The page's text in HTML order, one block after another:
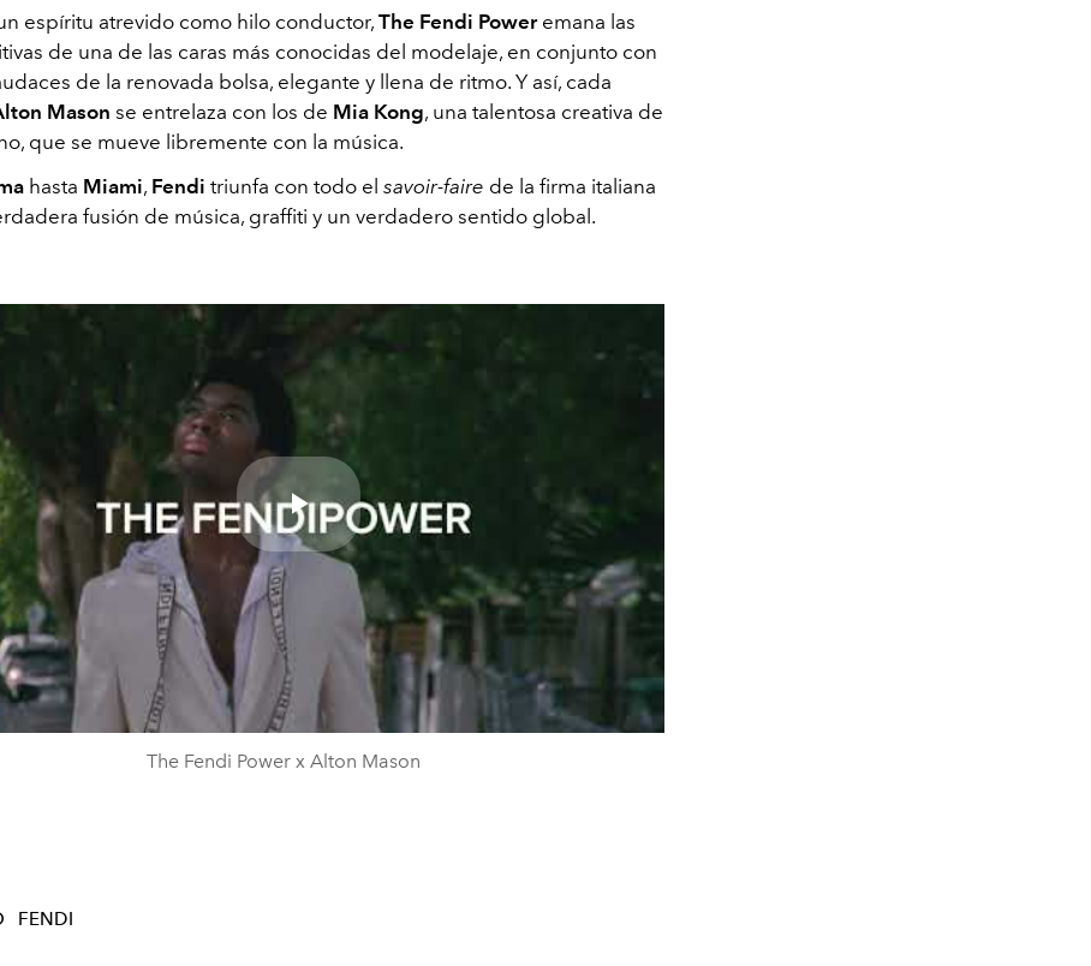
espíritu atrevido como hilo conductor, The Fendi Power emana las
de una de las caras más conocidas del modelaje, en conjunto con
de la renovada bolsa, elegante y llena de ritmo. Y así, cada
Mason se entrelaza con los de Mia Kong, una talentosa creativa de
que se mueve libremente con la música.
hasta Miami, Fendi triunfa con todo el savoir-faire de la firma italiana
fusión de música, graffiti y un verdadero sentido global.
Play
Video
The Fendi Power x Alton Mason
FENDI